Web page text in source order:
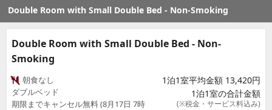
Double Room with Small Double Bed - Non-Smoking
Double Room with Small Double Bed - Non-
Smoking
朝食なし
ダブルベッド
期限までキャンセル無料 (8月17日 7時
1泊1室平均金額 13,420円
1泊1室の合計金額
(※税金・サービス料込み)